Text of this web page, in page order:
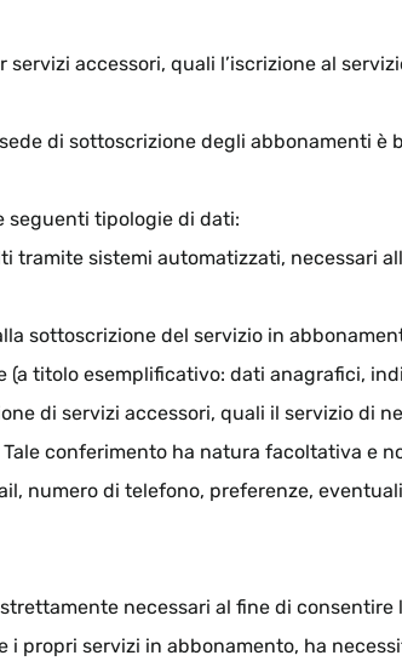
accessori, quali l’iscrizione al
di sottoscrizione degli abbonamenti è
seguenti tipologie di dati:
tramite sistemi automatizzati, necessari
sottoscrizione del servizio in
titolo esemplificativo: dati anagrafici,
di servizi accessori, quali il servizio di
conferimento ha natura facoltativa e
numero di telefono, preferenze,
necessari al fine di consentire
propri servizi in abbonamento, ha